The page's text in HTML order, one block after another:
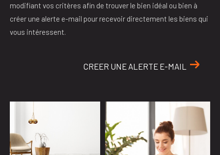
modifiant vos critères afin de trouver le bien idéal ou bien à
créer une alerte e-mail pour recevoir directement les biens qui
vous intéressent.
CREER UNE ALERTE E-MAIL